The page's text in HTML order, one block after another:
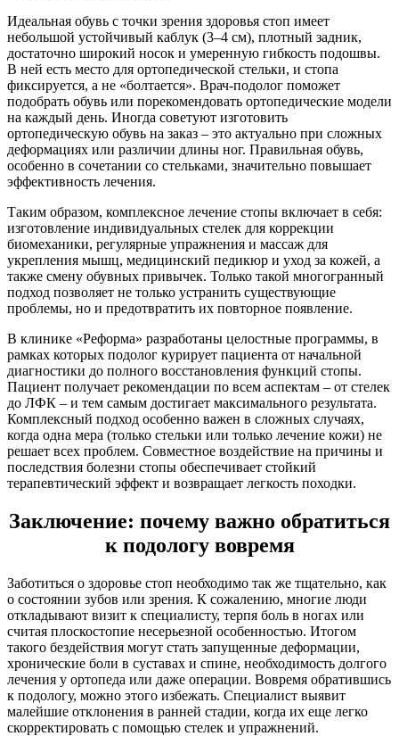
Идеальная обувь с точки зрения здоровья стоп имеет
небольшой устойчивый каблук (3–4 см), плотный задник,
достаточно широкий носок и умеренную гибкость подошвы.
В ней есть место для ортопедической стельки, и стопа
фиксируется, а не «болтается». Врач-подолог поможет
подобрать обувь или порекомендовать ортопедические модели
на каждый день. Иногда советуют изготовить
ортопедическую обувь на заказ – это актуально при сложных
деформациях или различии длины ног. Правильная обувь,
особенно в сочетании со стельками, значительно повышает
эффективность лечения.
Таким образом, комплексное лечение стопы включает в себя:
изготовление индивидуальных стелек для коррекции
биомеханики, регулярные упражнения и массаж для
укрепления мышц, медицинский педикюр и уход за кожей, а
также смену обувных привычек. Только такой многогранный
подход позволяет не только устранить существующие
проблемы, но и предотвратить их повторное появление.
В клинике «Реформа» разработаны целостные программы, в
рамках которых подолог курирует пациента от начальной
диагностики до полного восстановления функций стопы.
Пациент получает рекомендации по всем аспектам – от стелек
до ЛФК – и тем самым достигает максимального результата.
Комплексный подход особенно важен в сложных случаях,
когда одна мера (только стельки или только лечение кожи) не
решает всех проблем. Совместное воздействие на причины и
последствия болезни стопы обеспечивает стойкий
терапевтический эффект и возвращает легкость походки.
Заключение: почему важно обратиться
к подологу вовремя
Заботиться о здоровье стоп необходимо так же тщательно, как
о состоянии зубов или зрения. К сожалению, многие люди
откладывают визит к специалисту, терпя боль в ногах или
считая плоскостопие несерьезной особенностью. Итогом
такого бездействия могут стать запущенные деформации,
хронические боли в суставах и спине, необходимость долгого
лечения у ортопеда или даже операции. Вовремя обратившись
к подологу, можно этого избежать. Специалист выявит
малейшие отклонения в ранней стадии, когда их еще легко
скорректировать с помощью стелек и упражнений.